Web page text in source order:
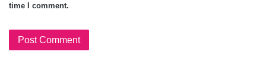
time I comment.